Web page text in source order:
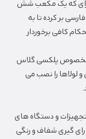
رای که یک مکعب شش
بر کرده تا به
کافی برخوردار
مخصوص پلکسی گلاس
لولاها را نصب می
تجهیزات و دستگاه های
گیری شفاف و رنگی